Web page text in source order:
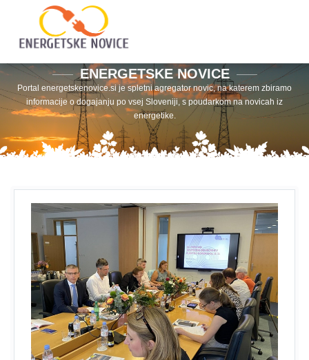
ENERGETSKE NOVICE
Portal energetskenovice.si je spletni agregator novic, na katerem zbiramo
informacije o dogajanju po vsej Sloveniji, s poudarkom na novicah iz
energetike.